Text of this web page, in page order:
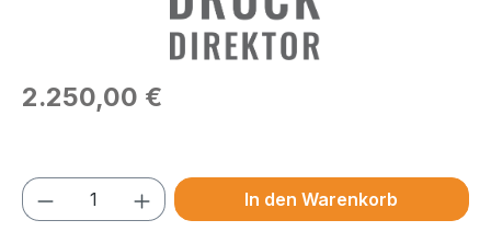
Regulärer Preis:
2.250,00 €
Produkt Anzahl: Gib den gewünschten
In den Warenkorb